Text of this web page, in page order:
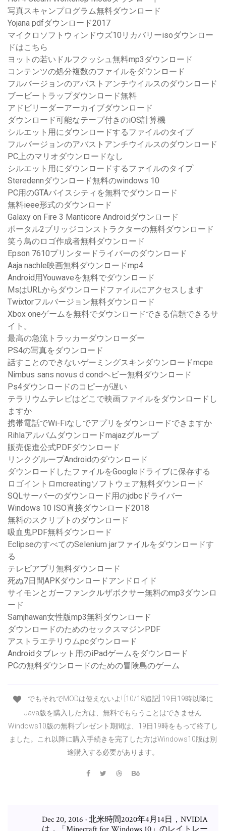
写真スキャンプログラム無料ダウンロード
Yojana pdfダウンロード2017
マイクロソフトウィンドウズ10リカバリーisoダウンロー
ドはこちら
ヨットの若いドルフクッシュ無料mp3ダウンロード
コンテンツの処分複数のファイルをダウンロード
フルバージョンのアバストアンチウイルスのダウンロード
ブービートラップダウンロード無料
アドビリーダーアーカイブダウンロード
ダウンロード可能なテープ付きのiOS計算機
シルエット用にダウンロードするファイルのタイプ
フルバージョンのアバストアンチウイルスのダウンロード
PC上のマリオダウンロードなし
シルエット用にダウンロードするファイルのタイプ
Steredennダウンロード無料のwindows 10
PC用のGTAバイスシティを無料でダウンロード
無料ieee形式のダウンロード
Galaxy on Fire 3 Manticore Androidダウンロード
ポータル2ブリッジコンストラクターの無料ダウンロード
笑う鳥のロゴ作成者無料ダウンロード
Epson 7610プリンタードライバーのダウンロード
Aaja nachle映画無料ダウンロードmp4
Android用Youwaveを無料でダウンロード
MsはURLからダウンロードファイルにアクセスします
Twixtorフルバージョン無料ダウンロード
Xbox oneゲームを無料でダウンロードできる信頼できるサ
イト。
最高の急流トラッカーダウンローダー
PS4の写真をダウンロード
話すことのできないゲーミングスキンダウンロードmcpe
Nimbus sans novus d condヘビー無料ダウンロード
Ps4ダウンロードのコピーが遅い
テラリウムテレビはどこで映画ファイルをダウンロードし
ますか
携帯電話でWi-Fiなしでアプリをダウンロードできますか
Rihlaアルバムダウンロードmajazグループ
販売促進公式PDFダウンロード
リンクグループAndroidのダウンロード
ダウンロードしたファイルをGoogleドライブに保存する
ロゴイントロmcreatingソフトウェア無料ダウンロード
SQLサーバーのダウンロード用のjdbcドライバー
Windows 10 ISO直接ダウンロード2018
無料のスクリプトのダウンロード
吸血鬼PDF無料ダウンロード
EclipseのすべてのSelenium jarファイルをダウンロードす
る
テレビアプリ無料ダウンロード
死ぬ7日間APKダウンロードアンドロイド
サイモンとガーファンクルザボクサー無料のmp3ダウンロ
ード
Samjhawan女性版mp3無料ダウンロード
ダウンロードのためのセックスマジンPDF
アストラエテリウムpcダウンロード
Androidタブレット用のiPadゲームをダウンロード
PCの無料ダウンロードのための冒険島のゲーム
でもそれでMODは使えないよ! [10/18追記] 19日19時以降に
Java版を購入した方は、無料でもらうことはできません
Windows10版の無料プレゼント期間は、19日19時をもって終了し
ました。これ以降に購入手続きを完了した方はWindows10版は別
途購入する必要があります。
Dec 20, 2016 · 北米時間2020年4月14日，NVIDIA